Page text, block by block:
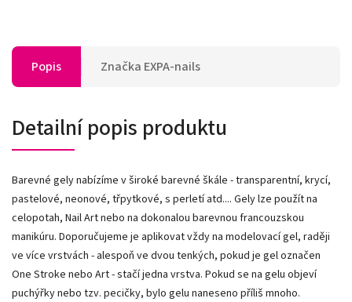
Popis Značka EXPA-nails
Detailní popis produktu
Barevné gely nabízíme v široké barevné škále - transparentní, krycí,
pastelové, neonové, třpytkové, s perletí atd.... Gely lze použít na
celopotah, Nail Art nebo na dokonalou barevnou francouzskou
manikúru. Doporučujeme je aplikovat vždy na modelovací gel, raději
ve více vrstvách - alespoň ve dvou tenkých, pokud je gel označen
One Stroke nebo Art - stačí jedna vrstva. Pokud se na gelu objeví
puchýřky nebo tzv. pecičky, bylo gelu naneseno příliš mnoho.